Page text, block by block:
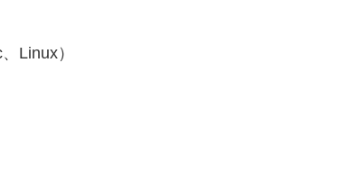
Linux）